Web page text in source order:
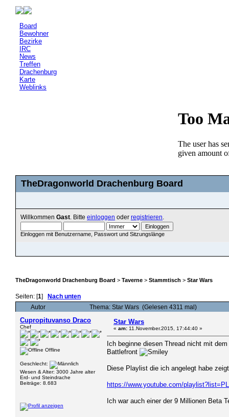
Board
Bewohner
Bezirke
IRC
News
Treffen
Drachenburg
Karte
Weblinks
TheDragonworld Drachenburg Board
Willkommen Gast . Bitte einloggen oder registrieren
Einloggen mit Benutzername, Passwort und Sitzungslänge
TheDragonworld Drachenburg Board > Taverne > Stammtisch > Star Wars
Seiten: [1] Nach unten
Autor
Thema: Star Wars (Gelesen 4311 mal)
Cupropituvanso Draco
Chef
Offline
Geschlecht:
Wesen & Alter: 3000 Jahre alter
Erd- und Steindrache
Beiträge: 8.683
Star Wars
« am: 11.November.2015, 17:44:40 »
Ich beginne diesen Thread nicht mit
Battlefront
Diese Playlist die ich angelegt habe
https://www.youtube.com/
Ich war auch einer der 9 Millionen Beta